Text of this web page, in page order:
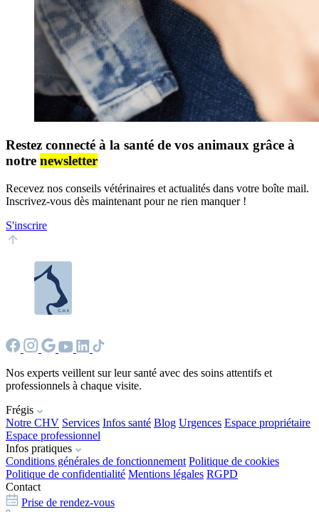
Restez connecté à la santé de vos animaux grâce à
notre newsletter
Recevez nos conseils vétérinaires et actualités dans votre boîte mail.
Inscrivez-vous dès maintenant pour ne rien manquer !
S'inscrire
Nos experts veillent sur leur santé avec des soins attentifs et
professionnels à chaque visite.
Frégis
Notre CHV Services Infos santé Blog Urgences Espace propriétaire
Espace professionnel
Infos pratiques
Conditions générales de fonctionnement Politique de cookies
Politique de confidentialité Mentions légales RGPD
Contact
Prise de rendez-vous